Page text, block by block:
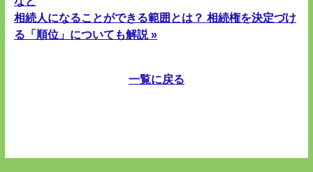
相続人になることができる範囲とは？ 相続権を決定づけ
る「順位」についても解説 »
一覧に戻る